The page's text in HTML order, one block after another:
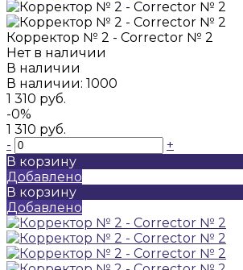
Корректор № 2 - Corrector № 2
Нет в наличии
В наличии
В наличии: 1000
1 310 руб.
-0%
1 310 руб.
-
+
В корзину
Добавлено
В корзину
Добавлено